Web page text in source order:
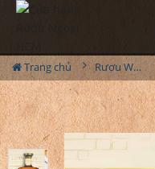
Trang chủ Rượu Whisky